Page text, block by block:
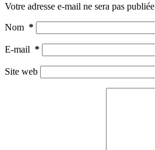
Votre adresse e-mail ne sera pas
Nom *
E-mail *
Site web